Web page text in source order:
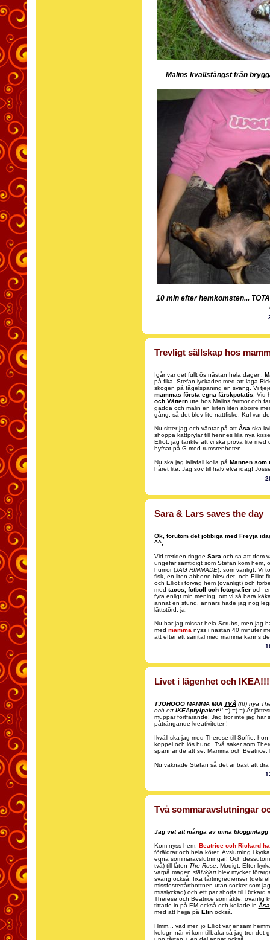
Malins kvällsfångst från
10 min efter hemkomsten...
Trevligt sällskap hos
Igår var det fullt ös nästan hela dagen.
på fika. Stefan lyckades med att laga
skogen på fågelspaning en sväng. Vi
mammas första egna färskpotatis . Vid
och Vätternute hos Malins farmor och
gädda och malin en liiiten liten aborre
gång, så det blev lite nattfiske. Kul var
Nu sitter jag och väntar på att Åsa ska
shoppa kattprylar till hennes lilla nya
Elliot, jag tänkte att vi ska prova lite med
hyfsat på G med rumsrenheten.
Nu ska jag iallafall kolla på Mannen som
håret lite. Jag sov till halv elva idag!
Sara & Lars saves the day
Ok, förutom det jobbiga med Freyja
^^,
Vid tretiden ringde Sara och sa att dom
ungefär samtidigt som Stefan kom hem,
humör (JAG RIMMADE), som vanligt. Vi
fisk, en liten abborre blev det, och Elliot
och Elliot i förväg hem (ovanligt) och
med tacos, fotboll och fotografieroch
fyra enligt min mening, om vi så bara
annat en stund, annars hade jag nog
lättstörd, ja.
Nu har jag missat hela Scrubs, men jag
med mamma nyss i nästan 40 minuter
att efter ett samtal med mamma känns
Livet i lägenhet och IKEA!!!
TJOHOOO MAMMA MU! TVÅ (!!!) nya
och ett IKEAprylpaket!!! =) =) =) Är
muppar fortfarande! Jag tror inte jag har
påträngande kreativiteten!
Ikväll ska jag med Therese till Soffie,
koppel och lös hund. Två saker som
spännande att se. Mamma och Beatrice,
Nu vaknade Stefan så det är bäst att dra
Två sommaravslutningar
Jag vet att många av mina
Kom nyss hem. Beatrice och Rickard
föräldrar och hela köret. Avslutning i
egna sommaravslutningar! Och
två) till låten The Rose. Modigt. Efter
varpå magen självklartblev mycket
sväng också, fixa tårtingredienser (dels
missfostertårtbottnen utan socker som
misslyckad) och ett par shorts till
Therese och Beatrice som åkte, ovanlig
tittade in på EM också och kollade in
med att hejja på Elinockså.
Hmm... vad mer, jo Elliot var ensam
kolugn när vi kom tillbaka så jag tror det